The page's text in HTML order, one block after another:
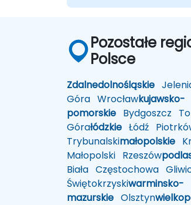
Pozostałe
Polsce
Zdalnedolnośląskie
Góra Wrocławkujawsko-
pomorskie Bydgoszcz
Górałódzkie Łódź
Trybunalskimałopolskie
Małopolski Rzeszów
Biała Częstochowa
Świętokrzyskiwarminsko-
mazurskie Olsztyn